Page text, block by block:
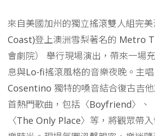
來自美國加州的獨立搖滾雙人組完
Coast)登上澳洲雪梨著名的 Metro
會劇院） 舉行現場演出，帶來一場
息與Lo-fi搖滾風格的音樂夜晚。主
Cosentino 獨特的嗓音結合復古吉
首熱門歌曲，包括〈Boyfriend〉、
〈The Only Place〉等，將觀眾帶